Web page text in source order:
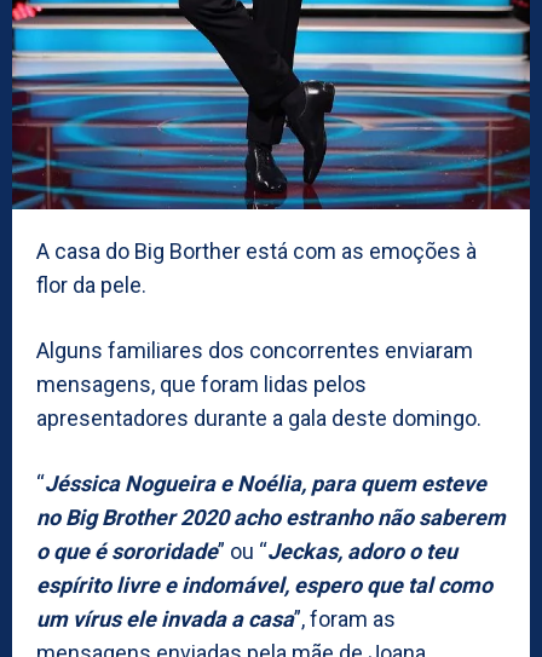
A casa do Big Borther está com as emoções à
flor da pele.
Alguns familiares dos concorrentes enviaram
mensagens, que foram lidas pelos
apresentadores durante a gala deste domingo.
“Jéssica Nogueira e Noélia, para quem esteve
no Big Brother 2020 acho estranho não saberem
o que é sororidade” ou “Jeckas, adoro o teu
espírito livre e indomável, espero que tal como
um vírus ele invada a casa”, foram as